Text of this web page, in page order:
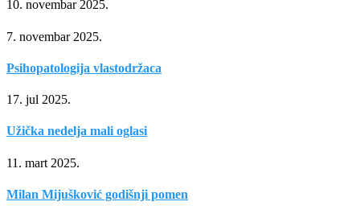
10. novembar 2025.
7. novembar 2025.
Psihopatologija vlastodržaca
17. jul 2025.
Užička nedelja mali oglasi
11. mart 2025.
Milan Mijušković godišnji pomen